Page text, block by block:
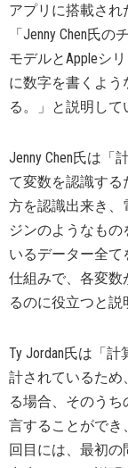
アプリに搭載され
「Jenny Chen氏
モデルとAppleシ
に数字を書くよ
る。」と説明して
Jenny Chen氏は
て変数を認識す
方を認識出来き、
ジンのようなも
いるデーター全
仕組みで、各変数
るのに役立つと説
Ty Jordan氏は「
計されているため
る場合、そのう
言することができ
回目には、最初